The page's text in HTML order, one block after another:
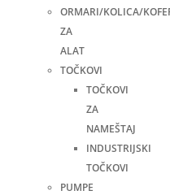
ORMARI/KOLICA/
ZA
ALAT
TOČKOVI
TOČKOVI
ZA
NAMEŠTAJ
INDUSTRIJSKI
TOČKOVI
PUMPE